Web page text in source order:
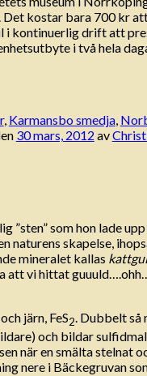
Det kostar bara 700 kr
i kontinuerlig drift att
i två hela
, Karmansbo smedja,
30 mars, 2012 av
som hon lade
naturens skapelse,
mineralet kallas
att vi hittat
järn, FeS2. Dubbelt så
och bildar
när en smälta
nere i Bäckegruvan